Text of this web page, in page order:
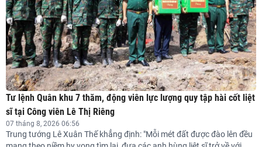
Tư lệnh Quân khu 7 thăm, động viên lực lượng quy tập hài cốt liệt
sĩ tại Công viên Lê Thị Riêng
07 tháng 8, 2026 06:56
Trung tướng Lê Xuân Thế khẳng định: "Mỗi mét đất được đào lên đều